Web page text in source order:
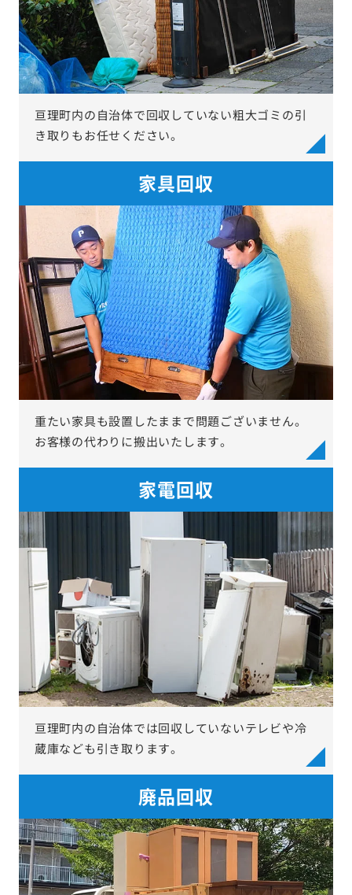
亘理町内の自治体で回収していない粗大ゴミの引
き取りもお任せください。
家具回収
重たい家具も設置したままで問題ございません。
お客様の代わりに搬出いたします。
家電回収
亘理町内の自治体では回収していないテレビや冷
蔵庫なども引き取ります。
廃品回収